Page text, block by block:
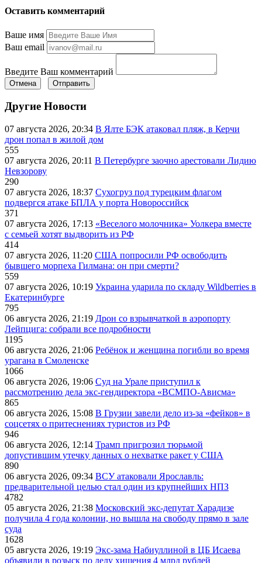
Оставить комментарий
Ваше имя
Ваш email
Введите Ваш комментарий
Отмена Отправить
Другие Новости
07 августа 2026, 20:34 В Ялте БЭК атаковал пляж, в Керчи
дрон попал в жилой дом
555
07 августа 2026, 20:11 В Петербурге заочно арестовали Лидию
Невзорову
290
07 августа 2026, 18:37 Сухогруз под турецким флагом
подвергся атаке БПЛА у порта Новороссийск
371
07 августа 2026, 17:13 «Веселого молочника» Уолкера вместе
с семьей хотят выдворить из РФ
414
07 августа 2026, 11:20 США попросили РФ освободить
бывшего морпеха Гилмана: он при смерти?
559
07 августа 2026, 10:19 Украина ударила по складу Wildberries в
Екатеринбурге
795
06 августа 2026, 21:19 Дрон со взрывчаткой в аэропорту
Лейпцига: собрали все подробности
1195
06 августа 2026, 21:06 Ребёнок и женщина погибли во время
урагана в Смоленске
1066
06 августа 2026, 19:06 Суд на Урале приступил к
рассмотрению дела экс-гендиректора «ВСМПО-Ависма»
865
06 августа 2026, 15:08 В Грузии завели дело из-за «фейков» в
соцсетях о притеснениях туристов из РФ
946
06 августа 2026, 12:14 Трамп пригрозил тюрьмой
допустившим утечку данных о нехватке ракет у США
890
06 августа 2026, 09:34 ВСУ атаковали Ярославль:
предварительной целью стал один из крупнейших НПЗ
4782
05 августа 2026, 21:38 Московский экс-депутат Харадизе
получила 4 года колонии, но вышла на свободу прямо в зале
суда
1628
05 августа 2026, 19:19 Экс-зама Набиуллиной в ЦБ Исаева
объявили в розыск по делу хищения 4 млрд рублей